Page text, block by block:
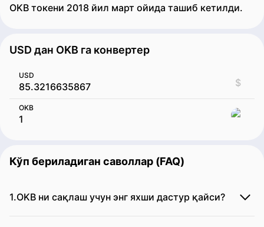
OKB токени 2018 йил март ойида ташиб кетилди.
USD дан OKB га конвертер
USD
$
OKB
Кўп бериладиган саволлар (FAQ)
1.OKB ни сақлаш учун энг яхши дастур қайси?